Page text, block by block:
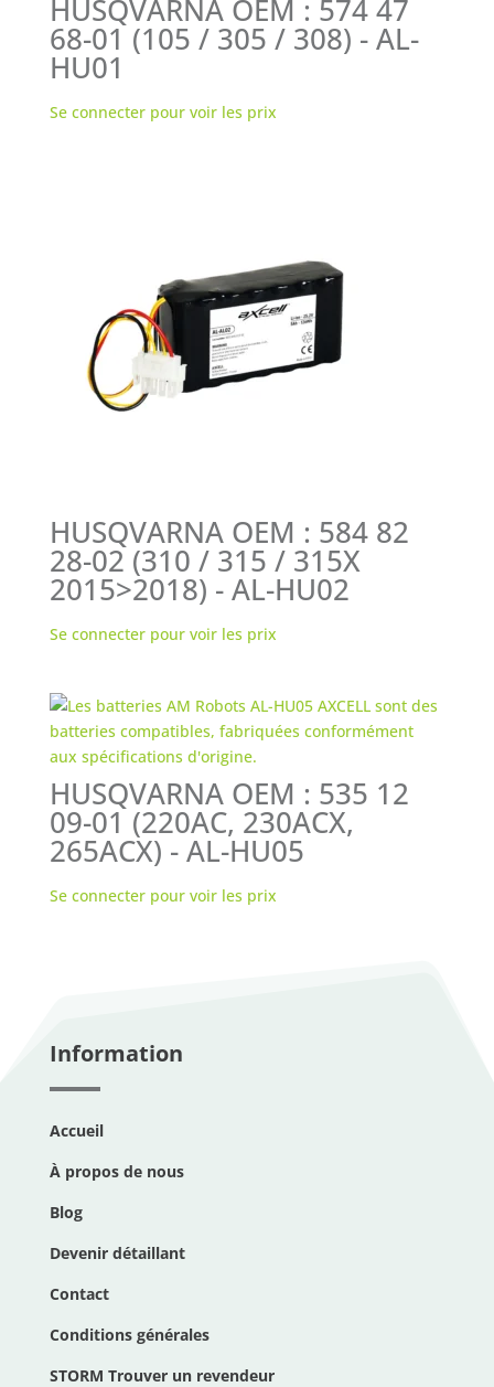
HUSQVARNA OEM : 574 47
68-01 (105 / 305 / 308) - AL-
HU01
Se connecter pour voir les prix
HUSQVARNA OEM : 584 82
28-02 (310 / 315 / 315X
2015>2018) - AL-HU02
Se connecter pour voir les prix
HUSQVARNA OEM : 535 12
09-01 (220AC, 230ACX,
265ACX) - AL-HU05
Se connecter pour voir les prix
Information
Accueil
À propos de nous
Blog
Devenir détaillant
Contact
Conditions générales
STORM Trouver un revendeur